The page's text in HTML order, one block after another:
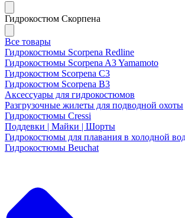
Гидрокостюм Скорпена
Все товары
Гидрокостюмы Scorpena Redline
Гидрокостюмы Scorpena A3 Yamamoto
Гидрокостюм Scorpena C3
Гидрокостюм Scorpena B3
Аксессуары для гидрокостюмов
Разгрузочные жилеты для подводной охоты
Гидрокостюмы Cressi
Поддевки | Майки | Шорты
Гидрокостюмы для плавания в холодной
Гидрокостюмы Beuchat